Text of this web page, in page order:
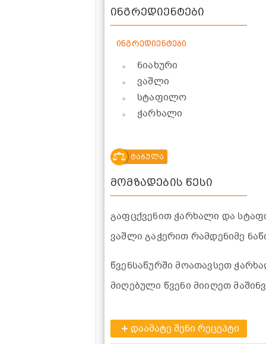
ინგრედიენტები
ინგრედიენტები
ნიახური
ვაშლი
სტაფილო
ჭარხალი
ტაბულა
მომზადების წესი
გაფცქვენით ჭარხალი და
ვაშლი გაჭერით რამდენიმე
წვენსაწურში მოათავსეთ
მიღებული წვენი მიიღეთ
დაამატე შენი რეცეპტი